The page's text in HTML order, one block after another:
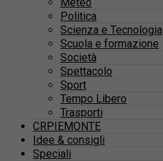
Politica
Scienza e Tecnologia
Scuola e formazione
Società
Spettacolo
Sport
Tempo Libero
Trasporti
CRPIEMONTE
Idee & consigli
Speciali